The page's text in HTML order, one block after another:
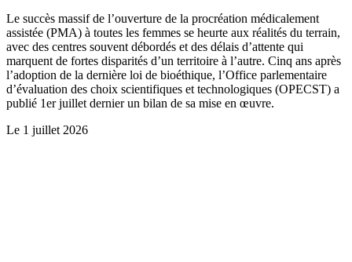
Le succès massif de l’ouverture de la procréation médicalement
assistée (PMA) à toutes les femmes se heurte aux réalités du terrain,
avec des centres souvent débordés et des délais d’attente qui
marquent de fortes disparités d’un territoire à l’autre. Cinq ans après
l’adoption de la dernière loi de bioéthique, l’Office parlementaire
d’évaluation des choix scientifiques et technologiques (OPECST) a
publié 1er juillet dernier un bilan de sa mise en œuvre.
Le 1 juillet 2026